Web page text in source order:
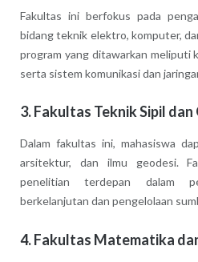
Fakultas ini berfokus pada
bidang teknik elektro, komputer,
program yang ditawarkan meliputi
serta sistem komunikasi dan
3.Fakultas Teknik Sipil dan
Dalam fakultas ini, mahasiswa
arsitektur, dan ilmu geodesi.
penelitian terdepan dalam
berkelanjutan dan pengelolaan
4.Fakultas Matematika